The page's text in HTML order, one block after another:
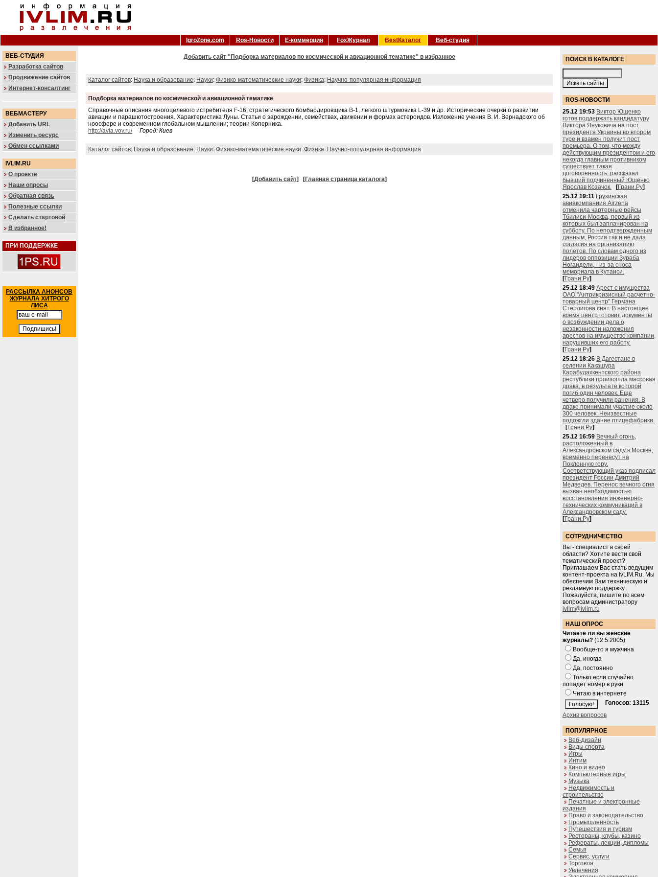
IgroZone.com Ros-Новости Е-коммерция FoxЖурнал BestКаталог Веб-студия
ВЕБ-СТУДИЯ
Разработка сайтов
Продвижение сайтов
Интернет-консалтинг
ВЕБМАСТЕРУ
Добавить URL
Изменить ресурс
Обмен ссылками
IVLIM.RU
О проекте
Наши опросы
Обратная связь
Полезные ссылки
Сделать стартовой
В избранное!
ПРИ ПОДДЕРЖКЕ
РАССЫЛКА АНОНСОВ
ЖУРНАЛА ХИТРОГО
ЛИСА
Добавить сайт "Подборка материалов по космической и авиационной тематике" в избранное
Каталог сайтов: Наука и образование: Науки: Физико-математические науки: Физика: Научно-популярная информация
Подборка материалов по космической и авиационной тематике
Справочные описания многоцелевого истребителя F-16, стратегического бомбардировщика В-1, легкого штурмовика L-39 и др. Исторические очерки о развитии
авиации и парашютостроения. Характеристика Луны. Статьи о зарождении, семействах, движении и формах астероидов. Изложение учения В. И. Вернадского об
ноосфере и современном глобальном мышлении; теории Коперника.
http://avia.vov.ru/
Город: Киев
Каталог сайтов: Наука и образование: Науки: Физико-математические науки: Физика: Научно-популярная информация
[Добавить сайт] [Главная страница каталога]
ПОИСК В КАТАЛОГЕ
ROS-НОВОСТИ
25.12 19:53 Виктор Ющенко
готов поддержать кандидатуру
Виктора Януковича на пост
президента Украины во втором
туре и взамен получит пост
премьера. О том, что между
действующим президентом и его
некогда главным противником
существует такая
договоренность, рассказал
бывший подчиненный Ющенко
Ярослав Козачок.
[Грани.Ру]
25.12 19:11 Грузинская
авиакомпаниия Airzena
отменила чартерные рейсы
Тбилиси-Москва, первый из
которых был запланирован на
субботу. По неподтвержденным
данным, Россия так и не дала
согласия на организацию
полетов. По словам одного из
лидеров оппозиции Зураба
Ногаидели, - из-за сноса
мемориала в Кутаиси.
[Грани.Ру]
25.12 18:49 Арест с имущества
ОАО "Антрикризисный расчетно-
товарный центр" Германа
Стерлигова снят. В настоящее
время центр готовит документы
о возбуждении дела о
незаконности наложения
арестов на имущество компании,
нарушивших его работу.
[Грани.Ру]
25.12 18:26 В Дагестане в
селении Какашура
Карабудахкентского района
республики произошла массовая
драка, в результате которой
погиб один человек. Еще
четверо получили ранения. В
драке принимали участие около
300 человек. Неизвестные
подожгли здание птицефабрики.
[Грани.Ру]
25.12 16:59 Вечный огонь,
расположенный в
Александровском саду в Москве,
временно перенесут на
Поклонную гору.
Соответствующий указ подписал
президент России Дмитрий
Медведев. Перенос вечного огня
вызван необходимостью
восстановления инженерно-
технических коммуникаций в
Александровском саду.
[Грани.Ру]
СОТРУДНИЧЕСТВО
Вы - специалист в своей
области? Хотите вести свой
тематический проект?
Приглашаем Вас стать ведущим
контент-проекта на IvLIM.Ru. Мы
обеспечим Вам техническую и
рекламную поддержку.
Пожалуйста, пишите по всем
вопросам администратору
ivlim@ivlim.ru
НАШ ОПРОС
Читаете ли вы женские
журналы? (12.5.2005)
Вообще-то я мужчина
Да, иногда
Да, постоянно
Только если случайно
попадет номер в руки
Читаю в интернете
Голосов: 13115
Архив вопросов
ПОПУЛЯРНОЕ
Веб-дизайн
Виды спорта
Игры
Интим
Кино и видео
Компьютерные игры
Музыка
Недвижимость и
строительство
Печатные и электронные
издания
Право и законодательство
Промышленность
Путешествия и туризм
Рестораны, клубы, казино
Рефераты, лекции, дипломы
Семья
Сервис, услуги
Торговля
Увлечения